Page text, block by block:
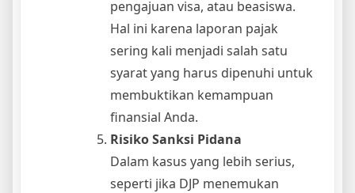
pengajuan visa, atau beasiswa.
Hal ini karena laporan pajak
sering kali menjadi salah satu
syarat yang harus dipenuhi untuk
membuktikan kemampuan
finansial Anda.
Risiko Sanksi Pidana
Dalam kasus yang lebih serius,
seperti jika DJP menemukan